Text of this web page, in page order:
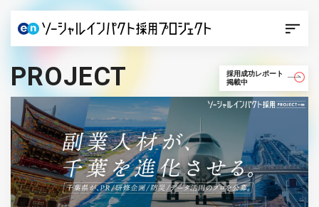
PROJECT
採用成功レポート
掲載中